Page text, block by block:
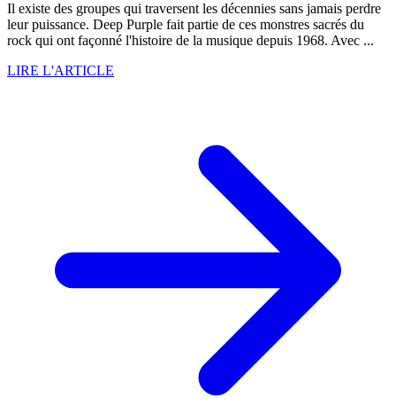
Il existe des groupes qui traversent les décennies sans jamais perdre
leur puissance. Deep Purple fait partie de ces monstres sacrés du
rock qui ont façonné l'histoire de la musique depuis 1968. Avec ...
LIRE L'ARTICLE